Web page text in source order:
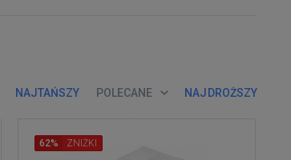
NAJTAŃSZY POLECANE NAJDROŻSZY
62% ZNIŻKI